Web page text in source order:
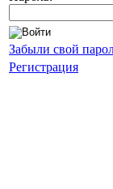
Забыли свой
Регистрация